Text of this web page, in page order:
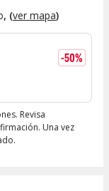
, (ver mapa)
-50%
Revisa
Una vez